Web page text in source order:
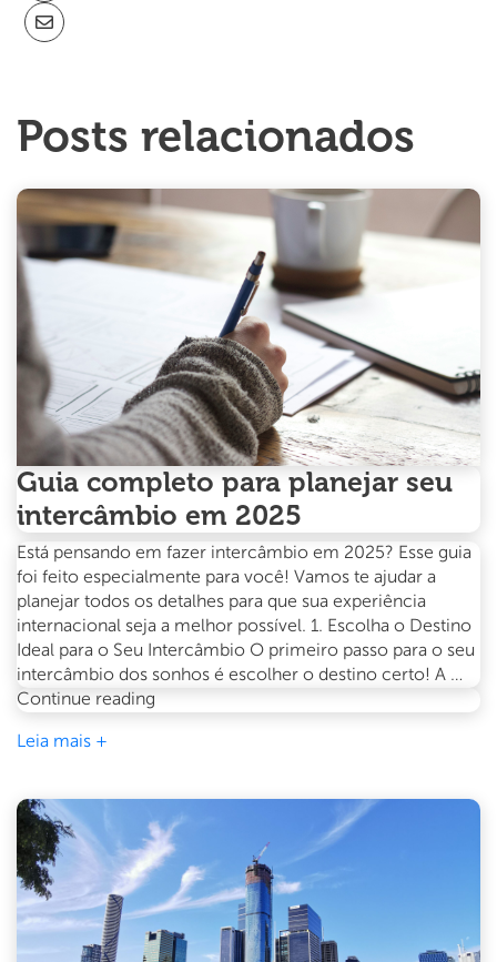
Posts relacionados
Guia completo para planejar seu
intercâmbio em 2025
Está pensando em fazer intercâmbio em 2025? Esse guia
foi feito especialmente para você! Vamos te ajudar a
planejar todos os detalhes para que sua experiência
internacional seja a melhor possível. 1. Escolha o Destino
Ideal para o Seu Intercâmbio O primeiro passo para o seu
intercâmbio dos sonhos é escolher o destino certo! A …
Continue reading
seu
intercâmbio
em
2025
Leia mais +